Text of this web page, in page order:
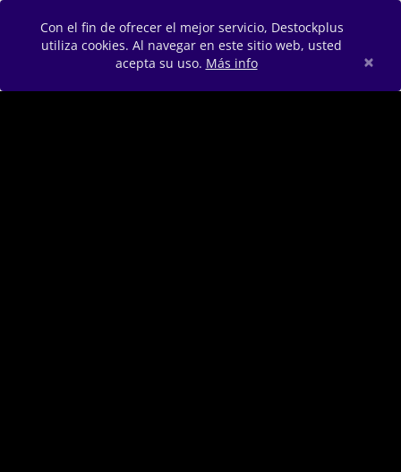
Con el fin de ofrecer el mejor servicio, Destockplus
utiliza cookies. Al navegar en este sitio web, usted
acepta su uso. Más info ×